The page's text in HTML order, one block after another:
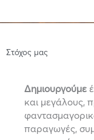
Στόχος μας
Δημιουργούμε
και μεγάλους,
παραγωγές,